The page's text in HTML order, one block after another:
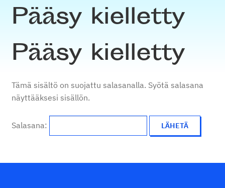
Pääsy kielletty
Pääsy kielletty
Tämä sisältö on suojattu salasanalla. Syötä salasana
näyttääksesi sisällön.
Salasana: